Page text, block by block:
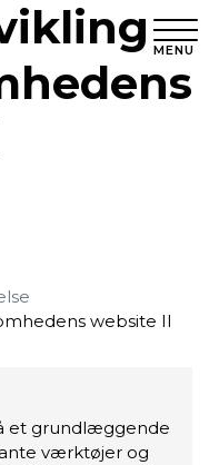
MENU
website II
et grundlæggende
værktøjer og